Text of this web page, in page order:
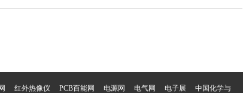
红外热像仪 PCB百能网 电源网 电气网 电子展 中国化学与